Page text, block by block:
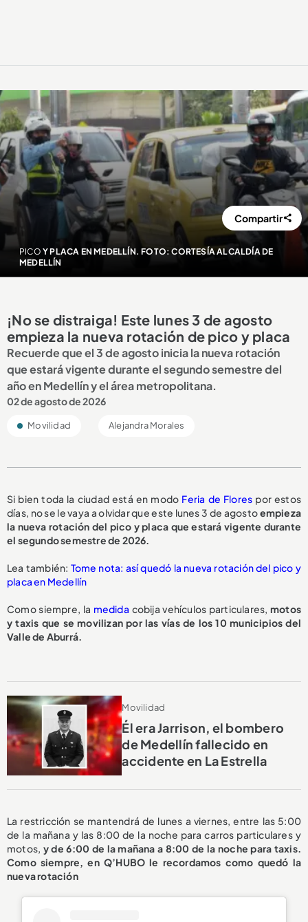
PICO Y PLACA EN MEDELLÍN. FOTO: CORTESÍA ALCALDÍA DE
MEDELLÍN
Compartir
¡No se distraiga! Este lunes 3 de agosto
empieza la nueva rotación de pico y placa
Recuerde que el 3 de agosto inicia la nueva rotación
que estará vigente durante el segundo semestre del
año en Medellín y el área metropolitana.
02 de agosto de 2026
Movilidad Alejandra Morales
Si bien toda la ciudad está en modo Feria de Flores por estos
días, no se le vaya a olvidar que este lunes 3 de agostoempieza
la nueva rotación del pico y placa que estará vigente durante
el segundo semestre de 2026.
Lea también: Tome nota: así quedó la nueva rotación del pico y
placa en Medellín
Como siempre, la medida cobija vehículos particulares, motos
y taxis que se movilizan por las vías de los 10 municipios del
Valle de Aburrá.
Movilidad
Él era Jarrison, el bombero
de Medellín fallecido en
accidente en La Estrella
La restricción se mantendrá de lunes a viernes, entre las 5:00
de la mañana y las 8:00 de la noche para carros particulares y
motos, y de 6:00 de la mañana a 8:00 de la noche para taxis.
Como siempre, en Q’HUBO le recordamos como quedó la
nueva rotación